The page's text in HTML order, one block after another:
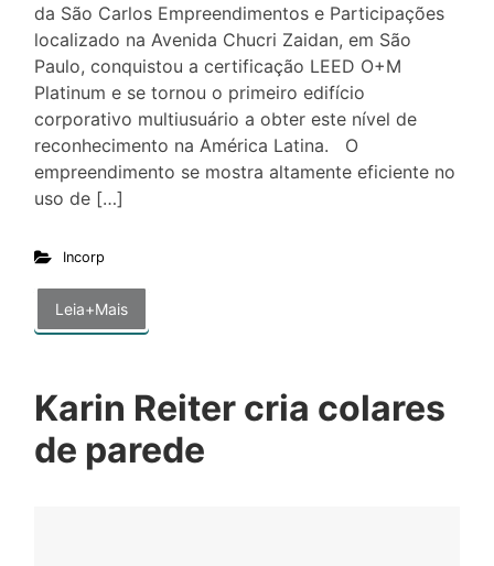
da São Carlos Empreendimentos e Participações
localizado na Avenida Chucri Zaidan, em São
Paulo, conquistou a certificação LEED O+M
Platinum e se tornou o primeiro edifício
corporativo multiusuário a obter este nível de
reconhecimento na América Latina. O
empreendimento se mostra altamente eficiente no
uso de […]
Incorp
Leia+Mais
Karin Reiter cria colares
de parede